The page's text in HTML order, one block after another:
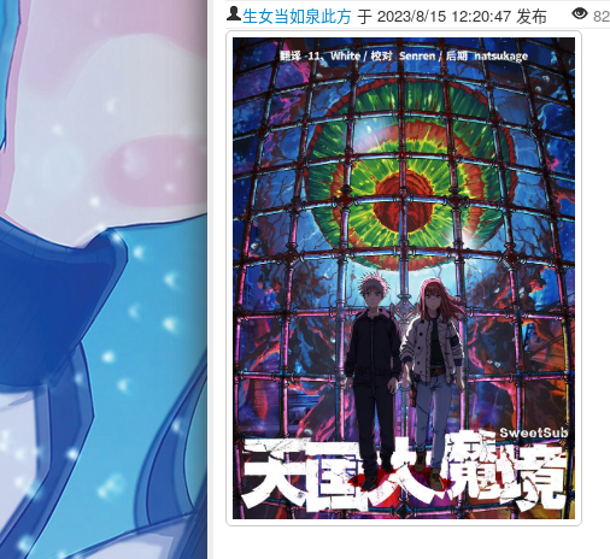
生女当如泉此方 于 2023/8/15 12:20:47 发布